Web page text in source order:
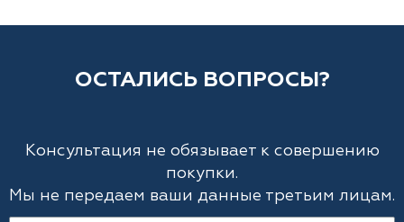
ОСТАЛИСЬ ВОПРОСЫ?
Консультация не обязывает к совершению
покупки.
Мы не передаем ваши данные третьим лицам.